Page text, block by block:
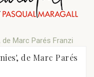
de Marc Parés